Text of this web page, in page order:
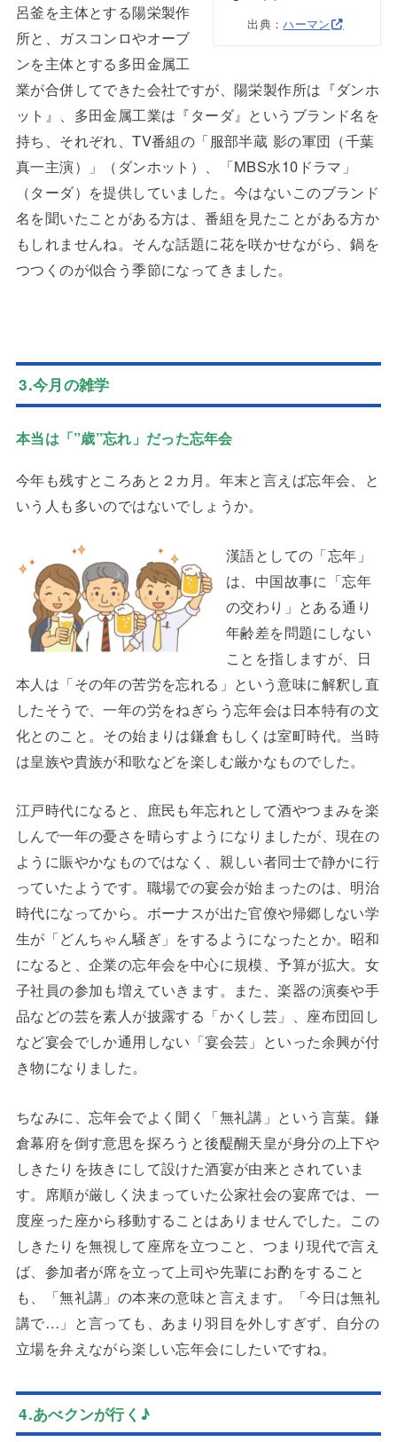
出典：ハーマン
呂釜を主体とする陽栄製作
所と、ガスコンロやオーブ
ンを主体とする多田金属工
業が合併してできた会社ですが、陽栄製作所は『ダンホ
ット』、多田金属工業は『ターダ』というブランド名を
持ち、それぞれ、TV番組の「服部半蔵 影の軍団（千葉
真一主演）」（ダンホット）、「MBS水10ドラマ」
（ターダ）を提供していました。今はないこのブランド
名を聞いたことがある方は、番組を見たことがある方か
もしれませんね。そんな話題に花を咲かせながら、鍋を
つつくのが似合う季節になってきました。
3.今月の雑学
本当は「”歳”忘れ」だった忘年会
今年も残すところあと２カ月。年末と言えば忘年会、と
いう人も多いのではないでしょうか。
漢語としての「忘年」
は、中国故事に「忘年
の交わり」とある通り
年齢差を問題にしない
ことを指しますが、日
本人は「その年の苦労を忘れる」という意味に解釈し直
したそうで、一年の労をねぎらう忘年会は日本特有の文
化とのこと。その始まりは鎌倉もしくは室町時代。当時
は皇族や貴族が和歌などを楽しむ厳かなものでした。
江戸時代になると、庶民も年忘れとして酒やつまみを楽
しんで一年の憂さを晴らすようになりましたが、現在の
ように賑やかなものではなく、親しい者同士で静かに行
っていたようです。職場での宴会が始まったのは、明治
時代になってから。ボーナスが出た官僚や帰郷しない学
生が「どんちゃん騒ぎ」をするようになったとか。昭和
になると、企業の忘年会を中心に規模、予算が拡大。女
子社員の参加も増えていきます。また、楽器の演奏や手
品などの芸を素人が披露する「かくし芸」、座布団回し
など宴会でしか通用しない「宴会芸」といった余興が付
き物になりました。
ちなみに、忘年会でよく聞く「無礼講」という言葉。鎌
倉幕府を倒す意思を探ろうと後醍醐天皇が身分の上下や
しきたりを抜きにして設けた酒宴が由来とされていま
す。席順が厳しく決まっていた公家社会の宴席では、一
度座った座から移動することはありませんでした。この
しきたりを無視して座席を立つこと、つまり現代で言え
ば、参加者が席を立って上司や先輩にお酌をすること
も、「無礼講」の本来の意味と言えます。「今日は無礼
講で…」と言っても、あまり羽目を外しすぎず、自分の
立場を弁えながら楽しい忘年会にしたいですね。
4.あべクンが行く♪